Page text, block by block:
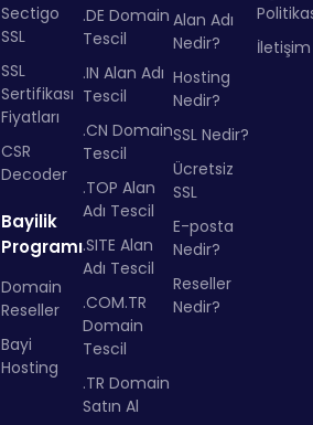
Sectigo
SSL
SSL
Sertifikası
Fiyatları
CSR
Decoder
Bayilik
Programı
Domain
Reseller
Bayi
Hosting
.DE Domain
Tescil
.IN Alan Adı
Tescil
.CN Domain
Tescil
.TOP Alan
Adı Tescil
.SITE Alan
Adı Tescil
.COM.TR
Domain
Tescil
.TR Domain
Satın Al
Alan Adı
Nedir?
Hosting
Nedir?
SSL Nedir?
Ücretsiz
SSL
E-posta
Nedir?
Reseller
Nedir?
İletişim